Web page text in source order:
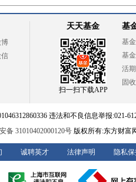
博
信
天天基金
扫一扫下载APP
基
基
基
活
固
违法和不良信息举报:021-
备 31010402000120号版权所有:东方财富
诚聘英才 法律声明 隐私保